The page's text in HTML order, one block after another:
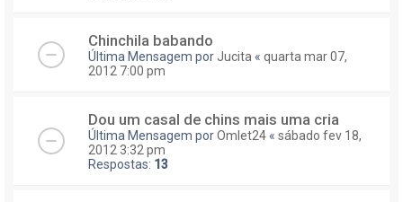
Chinchila babando
Última Mensagem por Jucita « quarta mar 07,
2012 7:00 pm
Dou um casal de chins mais uma cria
Última Mensagem porOmlet24 « sábado fev 18,
2012 3:32 pm
Respostas: 13